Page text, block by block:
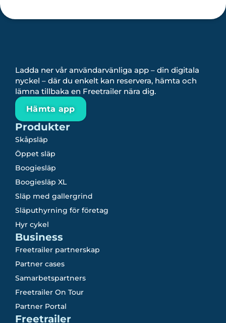
Ladda ner vår användarvänliga app – din digitala
nyckel – där du enkelt kan reservera, hämta och
lämna tillbaka en Freetrailer nära dig.
Hämta app
Produkter
Skåpsläp
Öppet släp
Boogiesläp
Boogiesläp XL
Släp med gallergrind
Släputhyrning för företag
Hyr cykel
Business
Freetrailer partnerskap
Partner cases
Samarbetspartners
Freetrailer On Tour
Partner Portal
Freetrailer